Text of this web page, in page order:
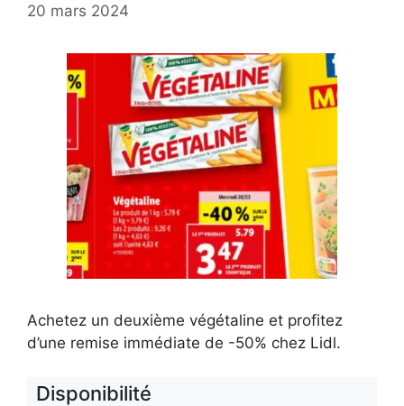
20 mars 2024
Achetez un deuxième végétaline et profitez
d’une remise immédiate de -50% chez Lidl.
Disponibilité